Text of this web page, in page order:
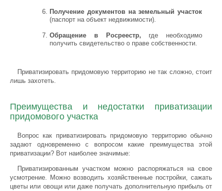
Получение документов на земельный участок
(паспорт на объект недвижимости).
Обращение в Росреестр, где необходимо
получить свидетельство о праве собственности.
Приватизировать придомовую территорию не так сложно, стоит
лишь захотеть.
Преимущества и недостатки приватизации
придомового участка
Вопрос как приватизировать придомовую территорию обычно
задают одновременно с вопросом какие преимущества этой
приватизации? Вот наиболее значимые:
Приватизированным участком можно распоряжаться на свое
усмотрение. Можно возводить хозяйственные постройки, сажать
цветы или овощи или даже получать дополнительную прибыль от